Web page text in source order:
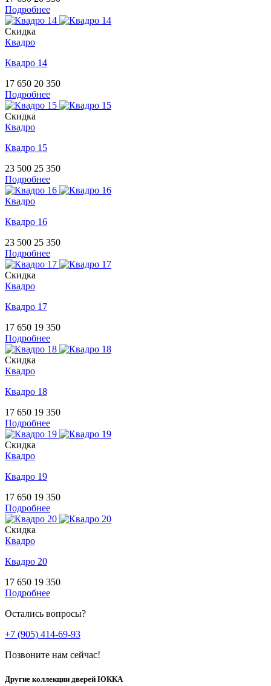
Подробнее
Скидка
Квадро
Квадро 14
17 650 20 350
Подробнее
Скидка
Квадро
Квадро 15
23 500 25 350
Подробнее
Квадро
Квадро 16
23 500 25 350
Подробнее
Скидка
Квадро
Квадро 17
17 650 19 350
Подробнее
Скидка
Квадро
Квадро 18
17 650 19 350
Подробнее
Скидка
Квадро
Квадро 19
17 650 19 350
Подробнее
Скидка
Квадро
Квадро 20
17 650 19 350
Подробнее
Остались вопросы?
+7 (905) 414-69-93
Позвоните нам сейчас!
Другие коллекции дверей ЮККА